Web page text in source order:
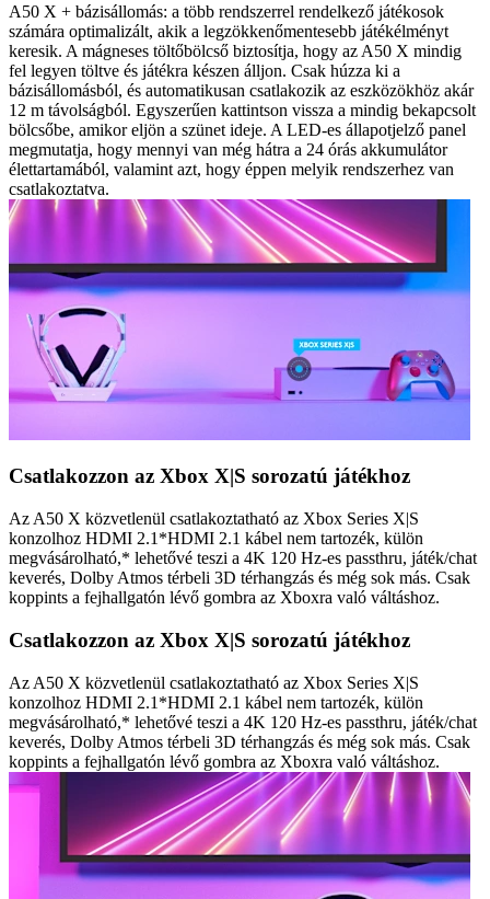
A50 X + bázisállomás: a több rendszerrel rendelkező játékosok
számára optimalizált, akik a legzökkenőmentesebb játékélményt
keresik. A mágneses töltőbölcső biztosítja, hogy az A50 X mindig
fel legyen töltve és játékra készen álljon. Csak húzza ki a
bázisállomásból, és automatikusan csatlakozik az eszközökhöz akár
12 m távolságból. Egyszerűen kattintson vissza a mindig bekapcsolt
bölcsőbe, amikor eljön a szünet ideje. A LED-es állapotjelző panel
megmutatja, hogy mennyi van még hátra a 24 órás akkumulátor
élettartamából, valamint azt, hogy éppen melyik rendszerhez van
csatlakoztatva.
Csatlakozzon az Xbox X|S sorozatú játékhoz
Az A50 X közvetlenül csatlakoztatható az Xbox Series X|S
konzolhoz HDMI 2.1*HDMI 2.1 kábel nem tartozék, külön
megvásárolható,* lehetővé teszi a 4K 120 Hz-es passthru, játék/chat
keverés, Dolby Atmos térbeli 3D térhangzás és még sok más. Csak
koppints a fejhallgatón lévő gombra az Xboxra való váltáshoz.
Csatlakozzon az Xbox X|S sorozatú játékhoz
Az A50 X közvetlenül csatlakoztatható az Xbox Series X|S
konzolhoz HDMI 2.1*HDMI 2.1 kábel nem tartozék, külön
megvásárolható,* lehetővé teszi a 4K 120 Hz-es passthru, játék/chat
keverés, Dolby Atmos térbeli 3D térhangzás és még sok más. Csak
koppints a fejhallgatón lévő gombra az Xboxra való váltáshoz.